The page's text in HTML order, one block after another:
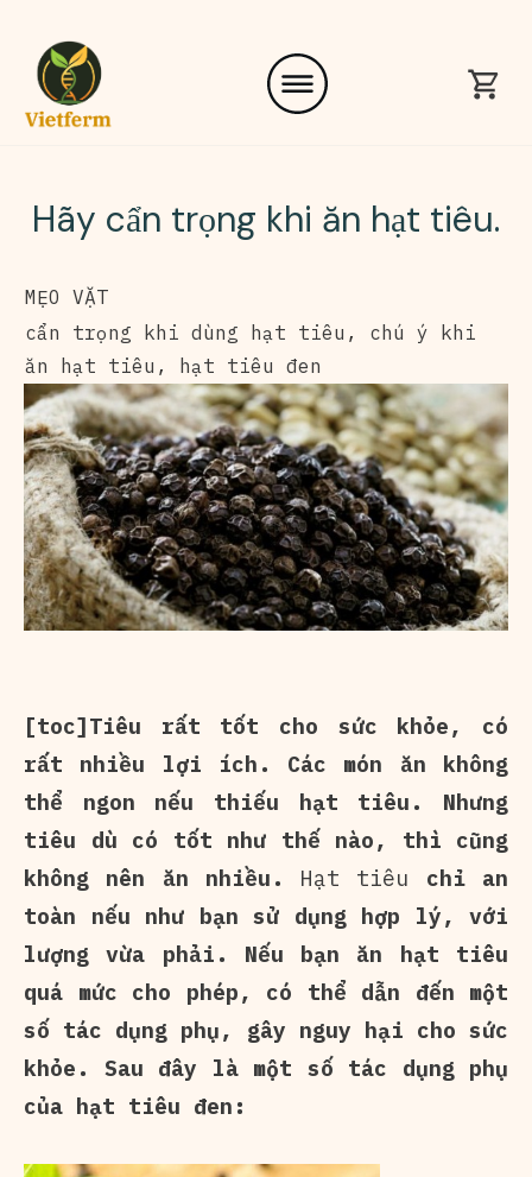
Hãy cẩn trọng khi ăn hạt tiêu.
MẸO VẶT
cẩn trọng khi dùng hạt tiêu , chú ý khi
ăn hạt tiêu , hạt tiêu đen
[toc]Tiêu rất tốt cho sức khỏe, có
rất nhiều lợi ích. Các món ăn không
thể ngon nếu thiếu hạt tiêu. Nhưng
tiêu dù có tốt như thế nào, thì cũng
không nên ăn nhiều. Hạt tiêu chỉ an
toàn nếu như bạn sử dụng hợp lý, với
lượng vừa phải. Nếu bạn ăn hạt tiêu
quá mức cho phép, có thể dẫn đến một
số tác dụng phụ, gây nguy hại cho sức
khỏe. Sau đây là một số tác dụng phụ
của hạt tiêu đen: